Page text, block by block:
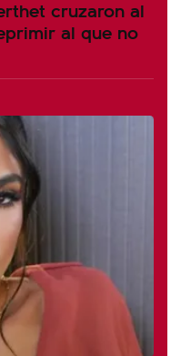
cruzaron al
al que no